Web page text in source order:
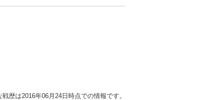
歴は2016年06月24日時点での情報です。